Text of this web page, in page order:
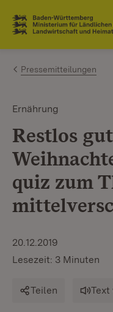
Zum Inhalt
Link zur Startseite
Pressemitteilungen
Ernährung
Restlos
quiz zum
20.12.2019
Lesezeit: 3 Minuten
Teilen Text